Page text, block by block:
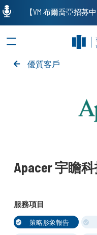
優質客戶
Apacer 宇瞻
服務項目
策略形象報告